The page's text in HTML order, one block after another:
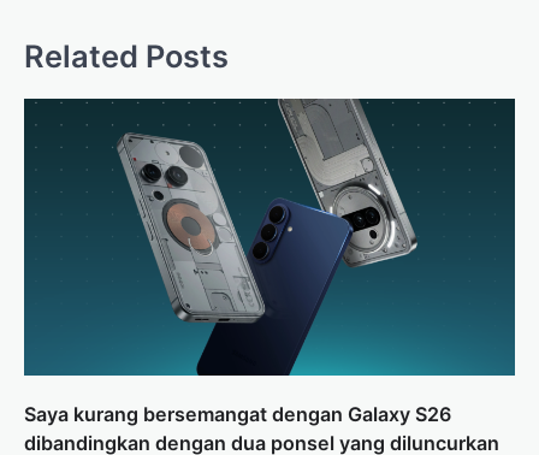
Related Posts
Saya kurang bersemangat dengan Galaxy S26
dibandingkan dengan dua ponsel yang diluncurkan